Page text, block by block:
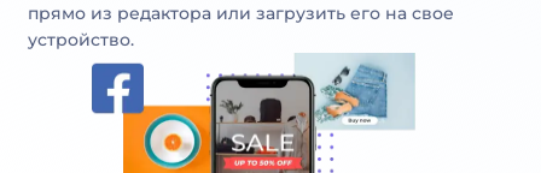
прямо из редактора или загрузить его на свое
устройство.